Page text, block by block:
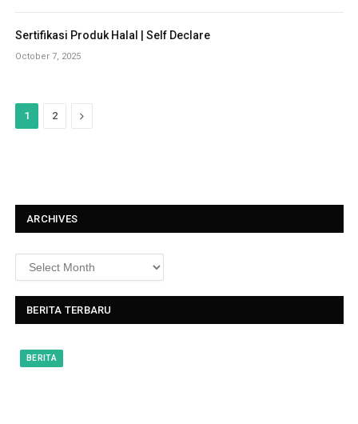
Sertifikasi Produk Halal | Self Declare
October 7, 2025
1 2
N
ARCHIVES
BERITA TERBARU
BERITA